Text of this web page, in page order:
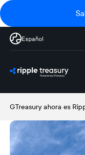
Español
GTreasury ahora es